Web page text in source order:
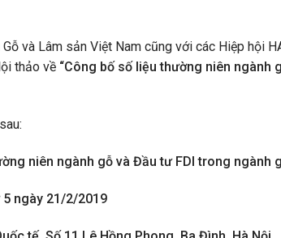
và Lâm sản Việt Nam cũng với các Hiệp hội
thảo về “Công bố số liệu thường niên ngành
niên ngành gỗ và Đầu tư FDI trong ngành
5 ngày 21/2/2019